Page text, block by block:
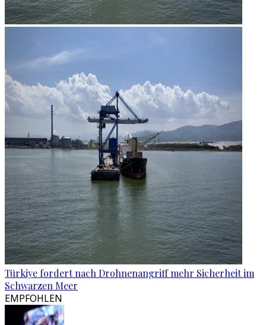
Türkiye fordert nach Drohnenangriff mehr Sicherheit im
Schwarzen Meer
EMPFOHLEN